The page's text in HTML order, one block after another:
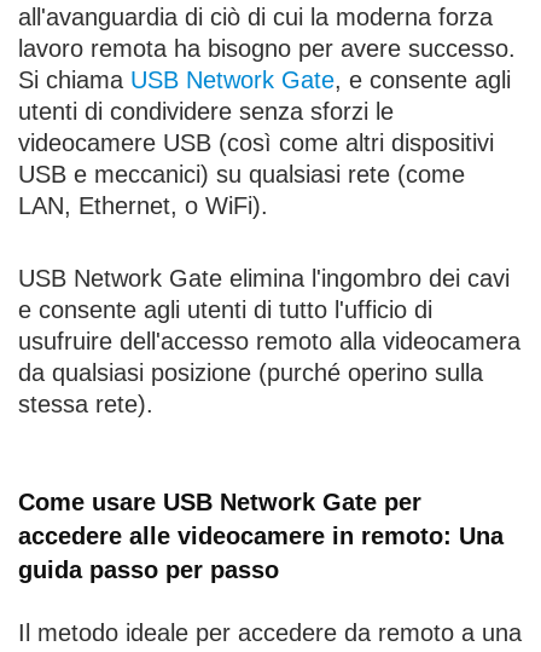
all'avanguardia di ciò di cui la moderna forza
lavoro remota ha bisogno per avere successo.
Si chiama USB Network Gate, e consente agli
utenti di condividere senza sforzi le
videocamere USB (così come altri dispositivi
USB e meccanici) su qualsiasi rete (come
LAN, Ethernet, o WiFi).
USB Network Gate elimina l'ingombro dei cavi
e consente agli utenti di tutto l'ufficio di
usufruire dell'accesso remoto alla videocamera
da qualsiasi posizione (purché operino sulla
stessa rete).
Come usare USB Network Gate per
accedere alle videocamere in remoto: Una
guida passo per passo
Il metodo ideale per accedere da remoto a una